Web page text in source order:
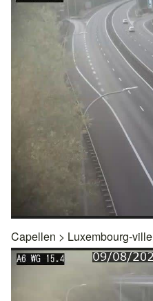
Capellen > Luxembourg-ville